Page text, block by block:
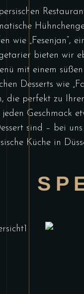
wie „Fesenjan“,
bieten wir
mit einem
Desserts wie
die perfekt zu
Geschmack
sind – bei
Küche in